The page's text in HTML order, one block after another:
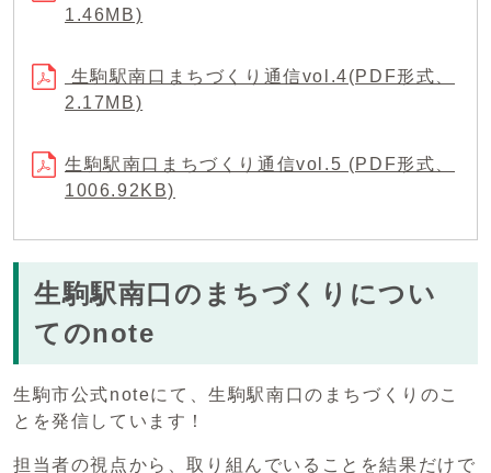
1.46MB)
生駒駅南口まちづくり通信vol.4(PDF形式、
2.17MB)
生駒駅南口まちづくり通信vol.5 (PDF形式、
1006.92KB)
生駒駅南口のまちづくりについ
てのnote
生駒市公式noteにて、生駒駅南口のまちづくりのこ
とを発信しています！
担当者の視点から、取り組んでいることを結果だけで